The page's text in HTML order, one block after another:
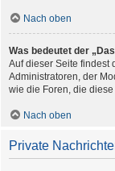
Nach oben
Was bedeutet der
Auf dieser Seite findest
Administratoren, der
wie die Foren, die
Nach oben
Private